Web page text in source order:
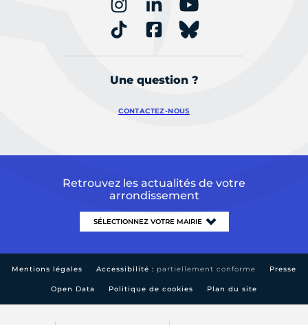
Une question ?
CONTACTEZ-NOUS
Retrouvez les actualités de votre
arrondissement
Mentions légales Accessibilité : partiellement conforme Presse
Open Data Politique de cookies Plan du site